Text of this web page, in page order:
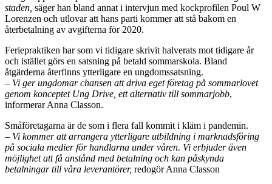
staden, säger han bland annat i intervjun med kockprofilen Poul W
Lorenzen och utlovar att hans parti kommer att stå bakom en
återbetalning av avgifterna för 2020.
Feriepraktiken har som vi tidigare skrivit halverats mot tidigare år
och istället görs en satsning på betald sommarskola. Bland
åtgärderna återfinns ytterligare en ungdomssatsning.
– Vi ger ungdomar chansen att driva eget företag på sommarlovet
genom konceptet Ung Drive, ett alternativ till sommarjobb,
informerar Anna Classon.
Småföretagarna är de som i flera fall kommit i kläm i pandemin.
– Vi kommer att arrangera ytterligare utbildning i marknadsföring
på sociala medier för handlarna under våren. Vi erbjuder även
möjlighet att få anstånd med betalning och kan påskynda
betalningar till våra leverantörer, redogör Anna Classon